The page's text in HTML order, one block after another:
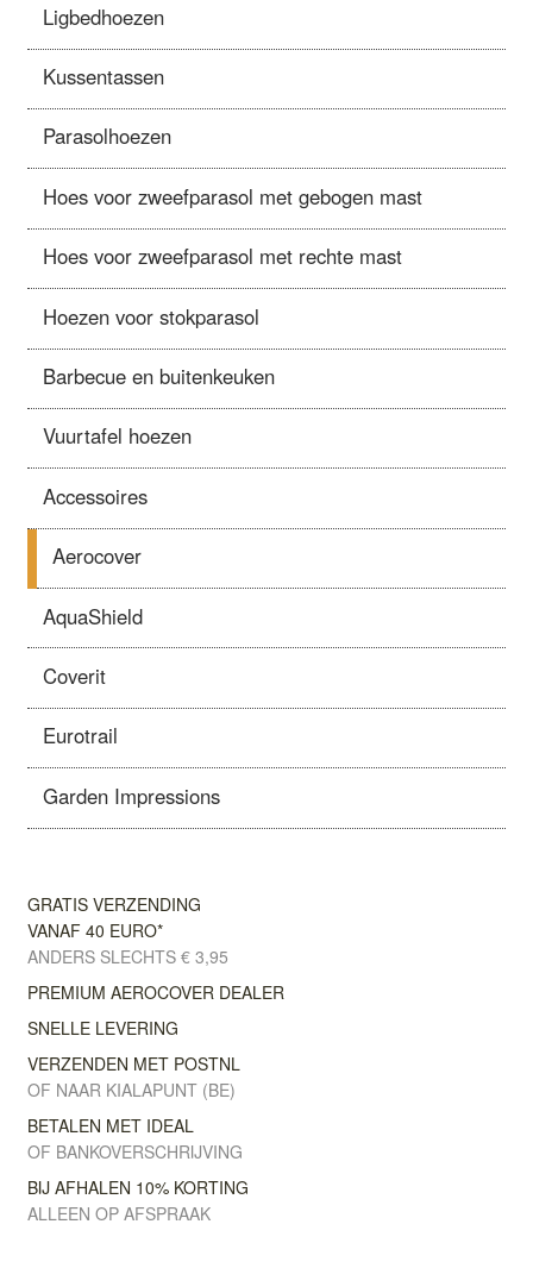
Ligbedhoezen
Kussentassen
Parasolhoezen
Hoes voor zweefparasol met gebogen mast
Hoes voor zweefparasol met rechte mast
Hoezen voor stokparasol
Barbecue en buitenkeuken
Vuurtafel hoezen
Accessoires
Aerocover
AquaShield
Coverit
Eurotrail
Garden Impressions
GRATIS VERZENDING
VANAF 40 EURO*
ANDERS SLECHTS € 3,95
PREMIUM AEROCOVER DEALER
SNELLE LEVERING
VERZENDEN MET POSTNL
OF NAAR KIALAPUNT (BE)
BETALEN MET IDEAL
OF BANKOVERSCHRIJVING
BIJ AFHALEN 10% KORTING
ALLEEN OP AFSPRAAK